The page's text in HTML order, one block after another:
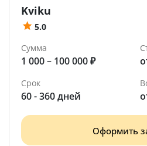
Kviku
5.0
Сумма
1 000 – 100 000 ₽
Срок
60 - 360 дней
Оформить